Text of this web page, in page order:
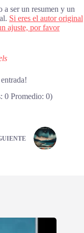
a ser un resumen y un
Si eres el autor original
ajuste, por favor
0Promedio: 0)